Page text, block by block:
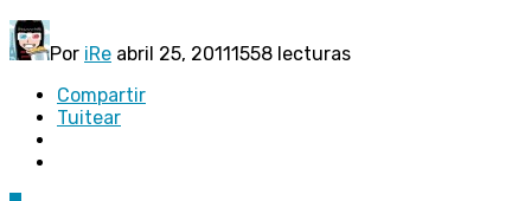
Por iRe abril 25, 20111558 lecturas
Compartir
Tuitear